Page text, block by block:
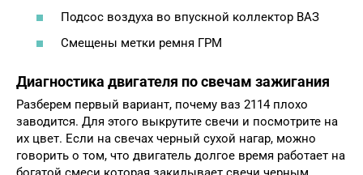
Подсос воздуха во впускной коллектор ВАЗ
Смещены метки ремня ГРМ
Диагностика двигателя по свечам зажигания
Разберем первый вариант, почему ваз 2114 плохо
заводится. Для этого выкрутите свечи и посмотрите на
их цвет. Если на свечах черный сухой нагар, можно
говорить о том, что двигатель долгое время работает на